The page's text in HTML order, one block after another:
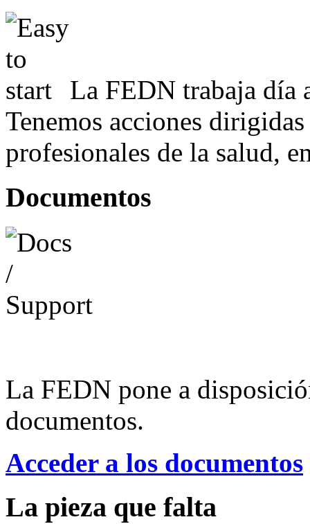
La FEDN trabaja día
Tenemos acciones
profesionales de la salud,
Documentos
La FEDN pone a
documentos.
Acceder a los documentos
La pieza que falta